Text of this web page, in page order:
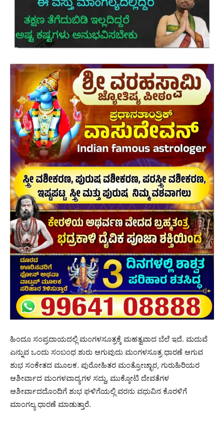
ಹಿಂದೂ ಸಂಪ್ರದಾಯದಲ್ಲಿ ಮಂಗಳಸೂತ್ರಕ್ಕೆ ಮಹತ್ವವಾದ ಬೆಲೆ ಇದೆ. ಮದುವೆ
ಎನ್ನುವ ಒಂದು ಸಂಬಂಧ ಶುರು ಆಗುವುದು ಮಂಗಳಸೂತ್ರ ಧಾರಣೆ ಆಗುವ
ಶುಭ ಸಂಕೇತದ ಮೂಲಕ. ಪುರೋಹಿತರ ಮಂತ್ರೋಚ್ಛಾರ, ಗುರುಹಿರಿಯರ
ಆಶೀರ್ವಾದ ಮಂಗಳವಾದ್ಯಗಳ ಸದ್ದು, ಮುಕ್ಕೋಟಿ ದೇವತೆಗಳ
ಆಶೀರ್ವಾದದೊಂದಿಗೆ ಶುಭ ಘಳಿಗೆಯಲ್ಲಿ ವರನು ವಧುವಿನ ಕೊರಳಿಗೆ
ಮಾಂಗಲ್ಯ ಧಾರಣೆ ಮಾಡುತ್ತಾರೆ.